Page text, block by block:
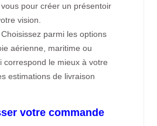
pour créer un présentoir
vision.
Choisissez parmi les options
aérienne, maritime ou
correspond le mieux à votre
estimations de livraison
votre commande